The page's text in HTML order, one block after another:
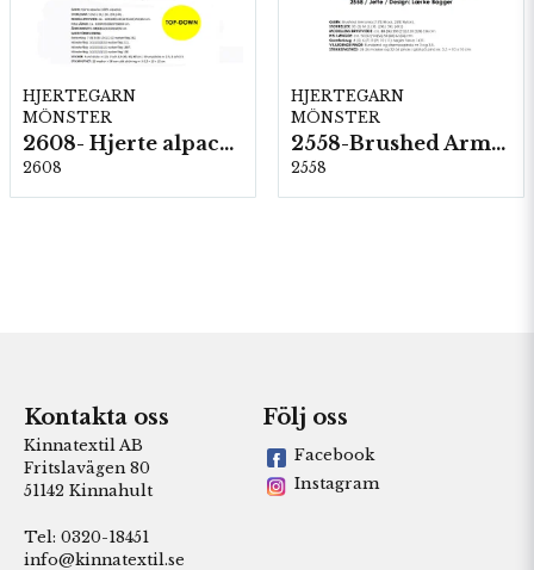
HJERTEGARN
MÖNSTER
2608- Hjerte alpacka
2608
HJERTEGARN
MÖNSTER
2558-Brushed Armonia
2558
Kontakta oss
Kinnatextil AB
Fritslavägen 80
51142 Kinnahult
Tel: 0320-18451
info@kinnatextil.se
Följ oss
Facebook
Instagram